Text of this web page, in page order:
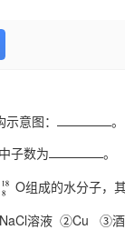
意图：
。
子数为
。
O组成的水分子，
溶液 ②Cu ③